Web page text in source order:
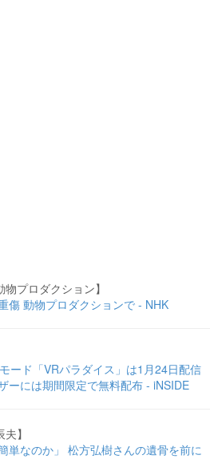
プロダクション】
傷 動物プロダクションで - NHK
ード「VRパラダイス」は1月24日配信
ーには期間限定で無料配布 - iNSIDE
】
単なのか」 松方弘樹さんの遺骨を前に